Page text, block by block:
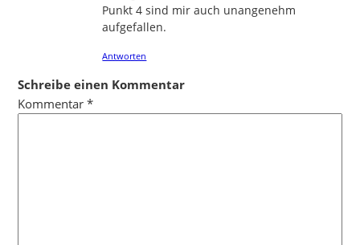
Punkt 4 sind mir auch unangenehm
aufgefallen.
Antworten
Schreibe einen Kommentar
Kommentar*